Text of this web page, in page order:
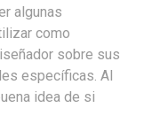
algunas
como
sobre sus
específicas. Al
idea de si